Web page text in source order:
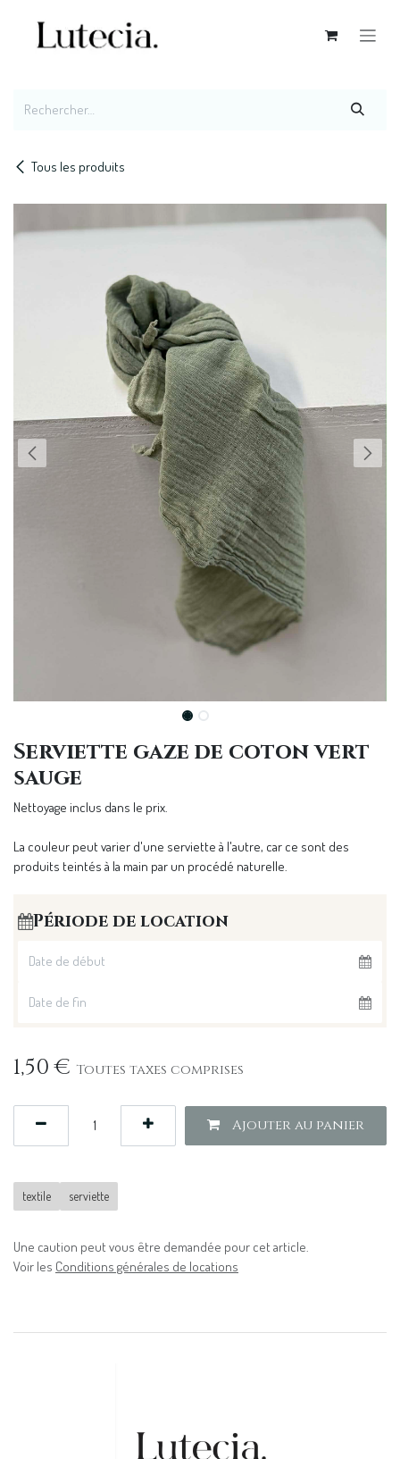
Tous les produits
Serviette gaze de coton vert
sauge
Nettoyage inclus dans le prix.
La couleur peut varier d'une serviette à l'autre, car ce sont des
produits teintés à la main par un procédé naturelle.
Période de location
1,50€ Toutes taxes comprises
Ajouter au panier
textile serviette
Une caution peut vous être demandée pour cet article.
Voir les Conditions générales de locations